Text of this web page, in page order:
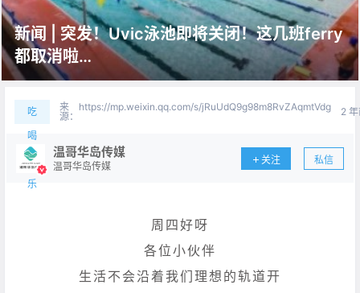
新闻 | 突发！Uvic泳池即将关闭！这几班ferry
都取消啦…
吃
喝
玩
乐
来
源：
https://mp.weixin.qq.com/s/jRuUdQ9g98m8RvZAqmtVdg 2
温哥华岛传媒
温哥华岛传媒
关注 私信
周四好呀
各位小伙伴
生活不会沿着我们理想的轨道开